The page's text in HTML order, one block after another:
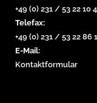
+49 (0) 231 / 53 22 10
Telefax:
+49 (0) 231 / 53 22 86
E-Mail:
Kontaktformular